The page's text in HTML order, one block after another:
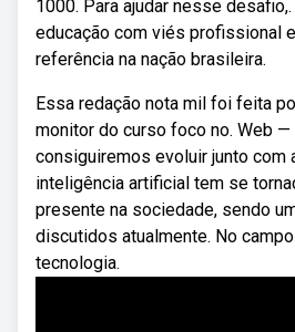
1000. Para ajudar nesse
educação com viés profissional
referência na nação brasileira.
Essa redação nota mil foi feita
monitor do curso foco no. Web —
consiguiremos evoluir junto com
inteligência artificial tem se
presente na sociedade, sendo
discutidos atualmente. No
tecnologia.